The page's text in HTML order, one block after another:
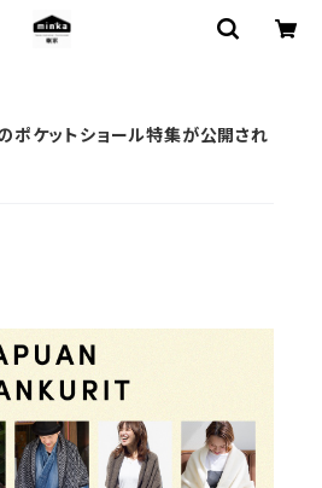
ポケットショール特集が公開され